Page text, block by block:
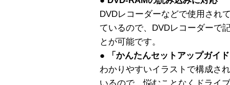
DVDレコーダーなどで使用され
ているので、DVDレコーダーで
とが可能です。
● 「かんたんセットアップガイ
わかりやすいイラストで構成さ